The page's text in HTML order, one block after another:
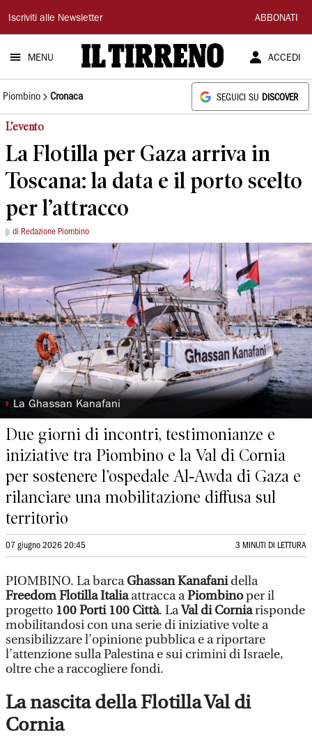
Il
Tirreno
Iscriviti alle Newsletter ABBONATI
MENU ACCEDI
Piombino Cronaca SEGUICI SU DISCOVER
L’evento
La Flotilla per Gaza arriva in
Toscana: la data e il porto scelto
per l’attracco
di Redazione Piombino
◗ La Ghassan Kanafani
Due giorni di incontri, testimonianze e
iniziative tra Piombino e la Val di Cornia
per sostenere l’ospedale Al‑Awda di Gaza e
rilanciare una mobilitazione diffusa sul
territorio
07 giugno 2026 20:45 3 MINUTI DI LETTURA
PIOMBINO. La barcaGhassan Kanafanidella
Freedom FlotillaItaliaattracca aPiombinoper il
progetto 100 Porti 100 Città. LaVal di Corniarisponde
mobilitandosi con una serie di iniziative volte a
sensibilizzare l’opinione pubblica e a riportare
l’attenzione sulla Palestina e sui crimini di Israele,
oltre che a raccogliere fondi.
La nascita della Flotilla Val di
Cornia